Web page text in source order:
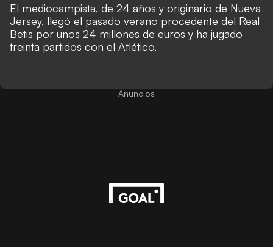
El mediocampista, de 24 años y originario de Nueva
Jersey, llegó el pasado verano procedente del Real
Betis por unos 24 millones de euros y ha jugado
treinta partidos con el Atlético.
Anuncios